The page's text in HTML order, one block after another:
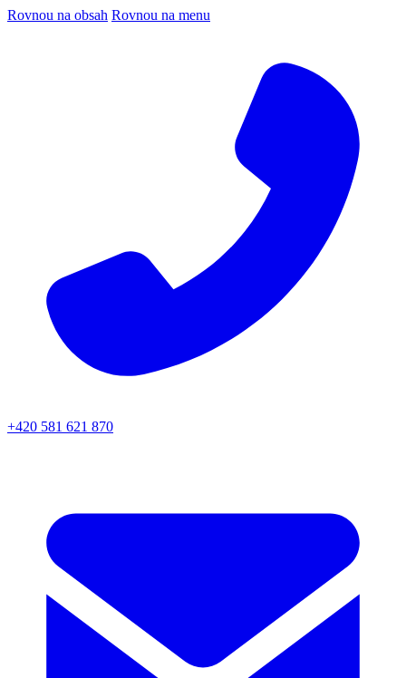
Rovnou na obsah Rovnou na menu
+420 581 621 870